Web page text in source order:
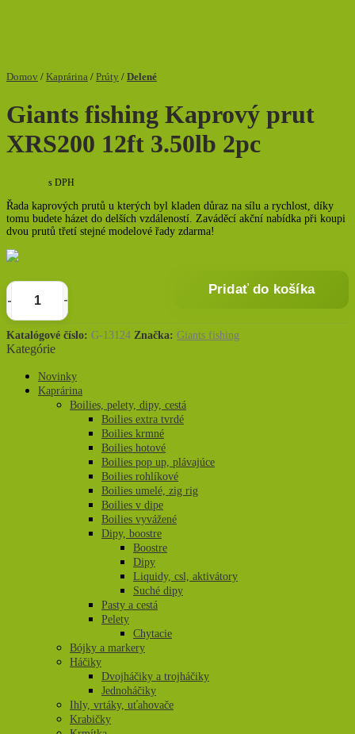
Domov / Kaprárina / Prúty / Delené
Giants fishing Kaprový prut
XRS200 12ft 3.50lb 2pc
s DPH
Řada kaprových prutů u kterých byl kladen důraz na sílu a rychlost, díky
tomu budete házet do delších vzdáleností. Zaváděcí akční nabídka při koupi
dvou prutů třetí stejné modelové řady zdarma!
množstvo
Giants
fishing
Kaprový
XRS200
12ft
Pridať do košíka
Katalógové číslo: G-13124 Značka: Giants fishing
Kategórie
Novinky
Kaprárina
Boilies, pelety, dipy, cestá
Boilies extra tvrdé
Boilies krmné
Boilies hotové
Boilies pop up, plávajúce
Boilies rohlíkové
Boilies umelé, zig rig
Boilies v dipe
Boilies vyvážené
Dipy, boostre
Boostre
Dipy
Liquidy, csl, aktivátory
Suché dipy
Pasty a cestá
Pelety
Chytacie
Bójky a markery
Háčiky
Dvojháčiky a trojháčiky
Jednoháčiky
Ihly, vrtáky, uťahovače
Krabičky